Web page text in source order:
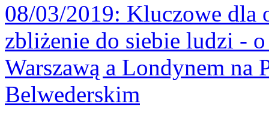
08/03/2019: Kluczowe dla
zbliżenie do siebie ludzi -
Warszawą a Londynem
Belwederskim